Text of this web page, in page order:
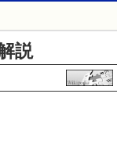
説